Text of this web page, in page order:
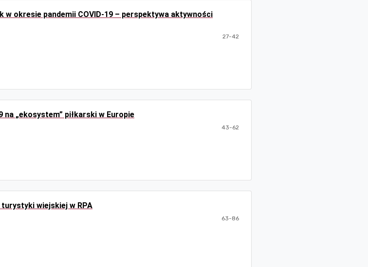
w okresie pandemii COVID-19 – perspektywa aktywności
27-42
na „ekosystem” piłkarski w Europie
43-62
turystyki wiejskiej w RPA
63-86